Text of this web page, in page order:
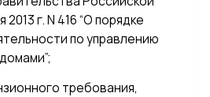
г. N 416 “О порядке
по управлению
требования,